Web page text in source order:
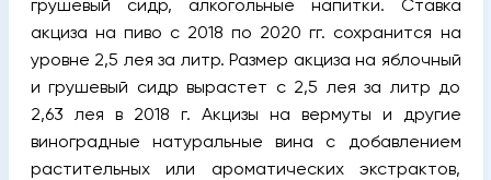
грушевый сидр, алкогольные напитки. Ставка
акциза на пиво с 2018 по 2020 гг. сохранится на
уровне 2,5 лея за литр. Размер акциза на яблочный
и грушевый сидр вырастет с 2,5 лея за литр до
2,63 лея в 2018 г. Акцизы на вермуты и другие
виноградные натуральные вина с добавлением
растительных или ароматических экстрактов,